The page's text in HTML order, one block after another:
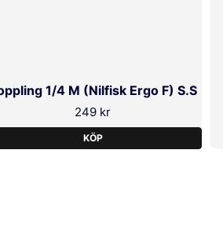
1/4 M (Nilfisk Ergo F) S.S
249 kr
KÖP